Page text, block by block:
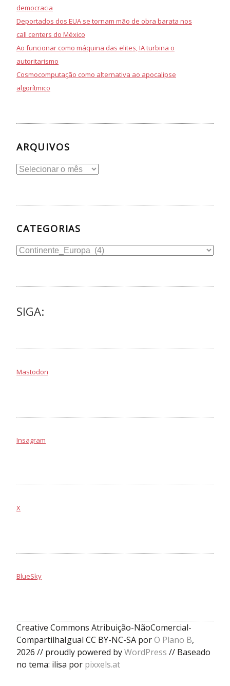
democracia
Deportados dos EUA se tornam mão de obra barata nos
call centers do México
Ao funcionar como máquina das elites, IA turbina o
autoritarismo
Cosmocomputação como alternativa ao apocalipse
algorítmico
ARQUIVOS
Arquivos
CATEGORIAS
Categorias
SIGA:
Mastodon
Insagram
X
BlueSky
Creative Commons Atribuição-NãoComercial-
CompartilhaIgual CC BY-NC-SA porO Plano B,
2026 // proudly powered byWordPress // Baseado
no tema: ilisa por pixxels.at